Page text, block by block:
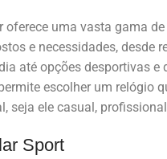
oferece uma vasta gama
e necessidades, desde
até opções desportivas e
escolher um relógio
seja ele casual,
Sport